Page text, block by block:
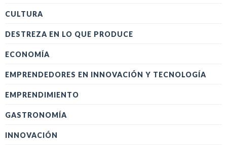
CULTURA
DESTREZA EN LO QUE PRODUCE
ECONOMÍA
EMPRENDEDORES EN INNOVACIÓN Y TECNOLOGÍA
EMPRENDIMIENTO
GASTRONOMÍA
INNOVACIÓN